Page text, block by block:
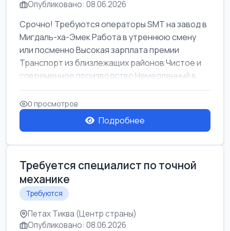
Опубликовано: 08.06.2026
Срочно! Требуются операторы SMT на завод в
Мигдаль-ха-Эмек Работа в утреннюю смену
или посменно Высокая зарплата премии
Транспорт из близлежащих районов Чистое и
современное производство Немедленный в...
0 просмотров
Подробнее
Требуется специалист по точной
механике
Требуются
Петах Тиква (Центр страны)
Опубликовано: 08.06.2026